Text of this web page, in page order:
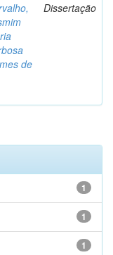
de
Dissertação
1
1
1